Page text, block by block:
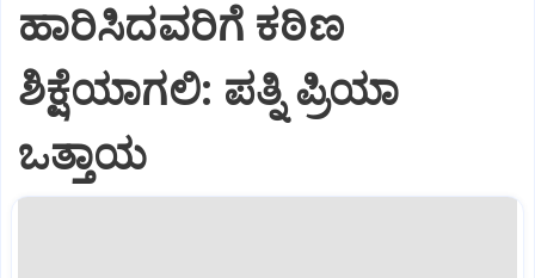
ಹಾರಿಸಿದವರಿಗೆ ಕಠಿಣ
ಶಿಕ್ಷೆಯಾಗಲಿ: ಪತ್ನಿ ಪ್ರಿಯಾ
ಒತ್ತಾಯ